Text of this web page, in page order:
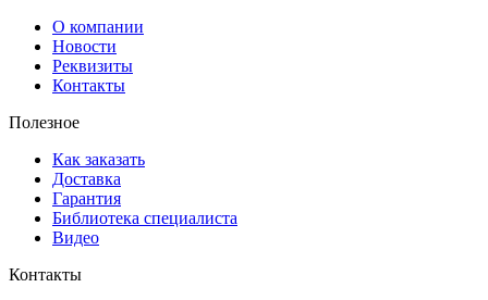
О компании
Новости
Реквизиты
Контакты
Полезное
Как заказать
Доставка
Гарантия
Библиотека специалиста
Видео
Контакты